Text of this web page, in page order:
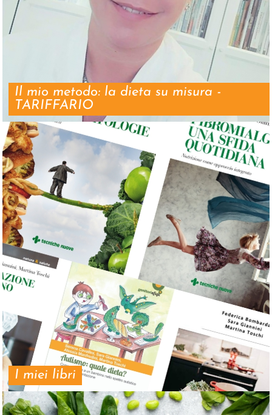
Il mio metodo: la dieta su misura -
TARIFFARIO
I miei libri